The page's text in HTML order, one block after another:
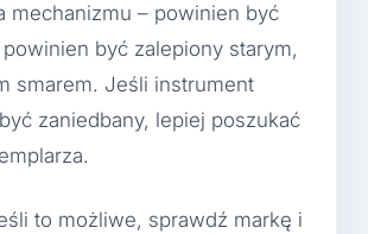
mechanizmu – powinien być
być zalepiony starym,
smarem. Jeśli instrument
zaniedbany, lepiej poszukać
to możliwe, sprawdź markę i